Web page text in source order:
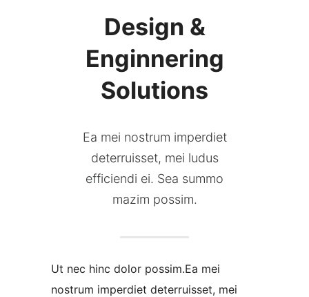
Design &
Enginnering
Solutions
Ea mei nostrum imperdiet
deterruisset, mei ludus
efficiendi ei. Sea summo
mazim possim.
Ut nec hinc dolor possim.Ea mei
nostrum imperdiet deterruisset, mei